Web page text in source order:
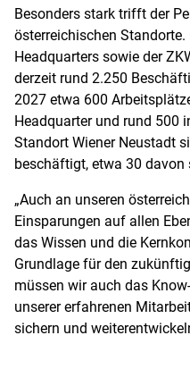
Besonders stark trifft der
österreichischen
Headquarters sowie der
derzeit rund 2.250
2027 etwa 600
Headquarter und rund 500
Standort Wiener Neustadt
beschäftigt, etwa 30
„Auch an unseren
Einsparungen auf allen
das Wissen und die
Grundlage für den
müssen wir auch das
unserer erfahrenen
sichern und